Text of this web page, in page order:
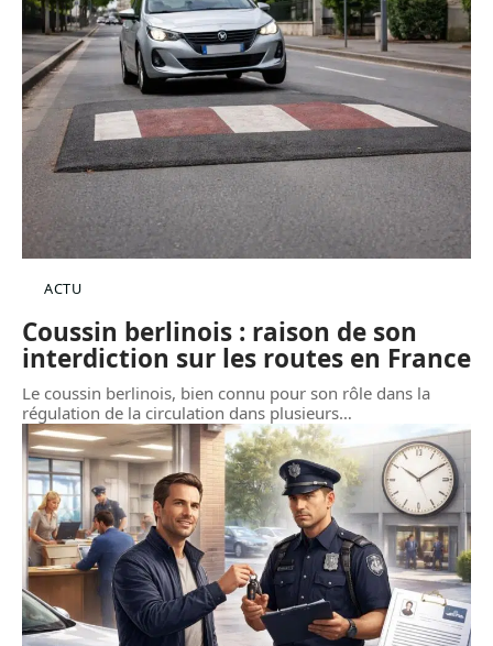
ACTU
Coussin berlinois : raison de son
interdiction sur les routes en France
Le coussin berlinois, bien connu pour son rôle dans la
régulation de la circulation dans plusieurs…